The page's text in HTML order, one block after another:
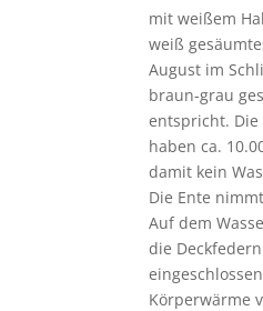
mit weißem
weiß
August im
braun-grau
entspricht. Die
haben ca.
damit kein
Die Ente
Auf dem
die
Körperwärme